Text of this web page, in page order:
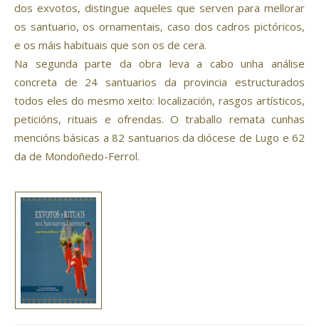
dos exvotos, distingue aqueles que serven para mellorar
os santuario, os ornamentais, caso dos cadros pictóricos,
e os máis habituais que son os de cera.
Na segunda parte da obra leva a cabo unha análise
concreta de 24 santuarios da provincia estructurados
todos eles do mesmo xeito: localización, rasgos artísticos,
peticións, rituais e ofrendas. O traballo remata cunhas
mencións básicas a 82 santuarios da diócese de Lugo e 62
da de Mondoñedo-Ferrol.